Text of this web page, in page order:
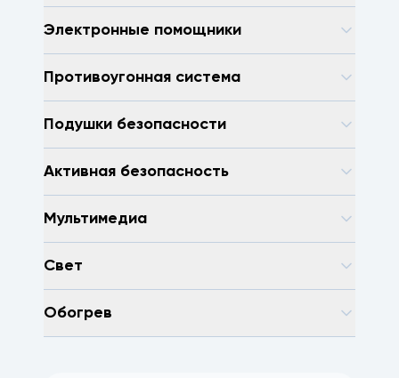
Электронные помощники
Противоугонная система
Подушки безопасности
Активная безопасность
Мультимедиа
Свет
Обогрев